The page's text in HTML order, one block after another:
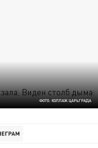
ФОТО: КОЛЛАЖ ЦАРЬГРАДА